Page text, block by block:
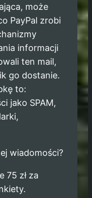
może
PayPal zrobi
informacji
ten mail,
go dostanie.
to:
jako SPAM,
wiadomości?
75 zł za